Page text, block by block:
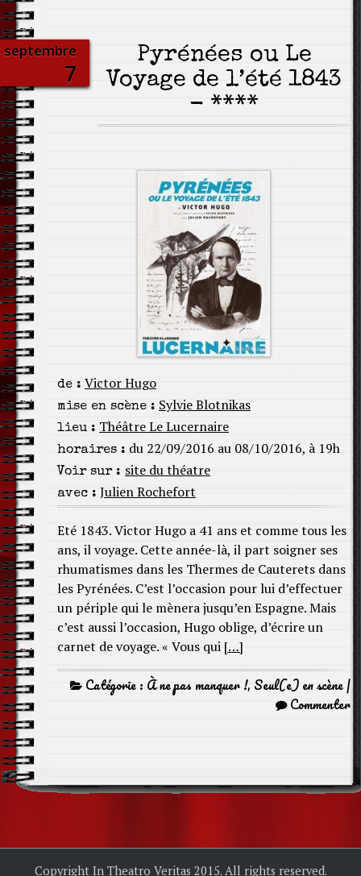
septembre
7
Pyrénées ou Le
Voyage de l’été 1843
- ****
de : Victor Hugo
mise en scène : Sylvie Blotnikas
lieu : Théâtre Le Lucernaire
horaires : du 22/09/2016 au 08/10/2016, à 19h
Voir sur : site du théatre
avec : Julien Rochefort
Eté 1843. Victor Hugo a 41 ans et comme tous les
ans, il voyage. Cette année-là, il part soigner ses
rhumatismes dans les Thermes de Cauterets dans
les Pyrénées. C’est l’occasion pour lui d’effectuer
un périple qui le mènera jusqu’en Espagne. Mais
c’est aussi l’occasion, Hugo oblige, d’écrire un
carnet de voyage. « Vous qui […]
Catégorie : À ne pas manquer !, Seul(e) en scène|
Commenter
Copyright In Theatro Veritas 2015. All rights reserved.